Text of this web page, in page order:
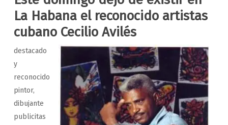
La Habana el reconocido artistas
cubano Cecilio Avilés
destacado
y
reconocido
pintor,
dibujante
publicitas